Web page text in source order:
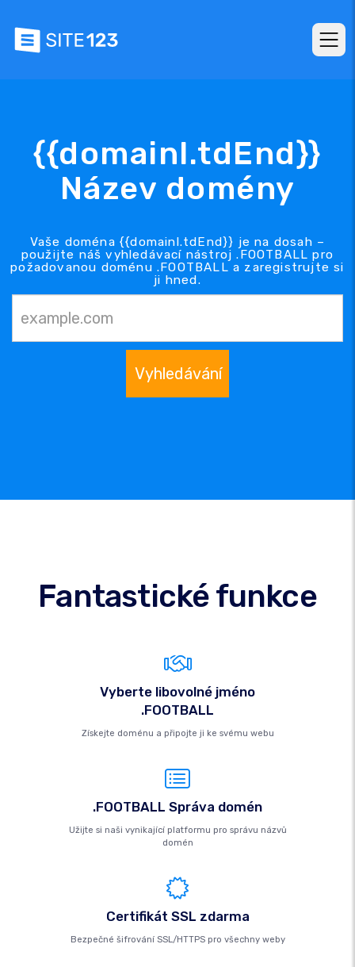
{{domainl.tdEnd}}
Název domény
Vaše doména {{domainl.tdEnd}} je na dosah –
použijte náš vyhledávací nástroj .FOOTBALL pro
požadovanou doménu .FOOTBALL a zaregistrujte si
ji hned.
Vyhledávání
Fantastické funkce
Vyberte libovolné jméno
.FOOTBALL
Získejte doménu a připojte ji ke svému webu
.FOOTBALL Správa domén
Užijte si naši vynikající platformu pro správu názvů
domén
Certifikát SSL zdarma
Bezpečné šifrování SSL/HTTPS pro všechny weby